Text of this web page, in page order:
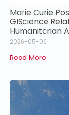
Marie Curie
GIScience
Humanitarian
2026-05-06
Read More